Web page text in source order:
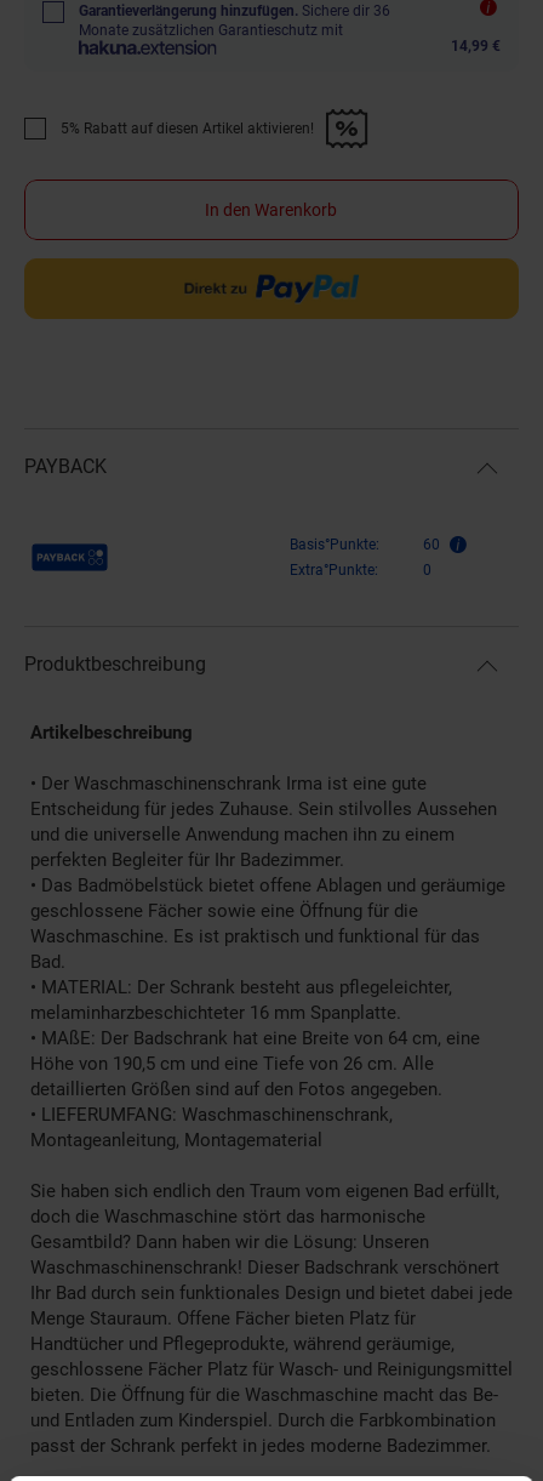
Garantieverlängerung hinzufügen. Sichere dir 36
Monate zusätzlichen Garantieschutz mit
14,99 €
Promotion "5% Rabatt auf diesen Artikel aktivieren!" anwenden
5% Rabatt auf diesen Artikel aktivieren!
In den Warenkorb
PAYBACK
Payback Punkte Basis°Punkte:
60
Extra°Punkte:
0
Produktbeschreibung
Artikelbeschreibung
• Der Waschmaschinenschrank Irma ist eine gute
Entscheidung für jedes Zuhause. Sein stilvolles Aussehen
und die universelle Anwendung machen ihn zu einem
perfekten Begleiter für Ihr Badezimmer.
• Das Badmöbelstück bietet offene Ablagen und geräumige
geschlossene Fächer sowie eine Öffnung für die
Waschmaschine. Es ist praktisch und funktional für das
Bad.
• MATERIAL: Der Schrank besteht aus pflegeleichter,
melaminharzbeschichteter 16 mm Spanplatte.
• MAßE: Der Badschrank hat eine Breite von 64 cm, eine
Höhe von 190,5 cm und eine Tiefe von 26 cm. Alle
detaillierten Größen sind auf den Fotos angegeben.
• LIEFERUMFANG: Waschmaschinenschrank,
Montageanleitung, Montagematerial
Sie haben sich endlich den Traum vom eigenen Bad erfüllt,
doch die Waschmaschine stört das harmonische
Gesamtbild? Dann haben wir die Lösung: Unseren
Waschmaschinenschrank! Dieser Badschrank verschönert
Ihr Bad durch sein funktionales Design und bietet dabei jede
Menge Stauraum. Offene Fächer bieten Platz für
Handtücher und Pflegeprodukte, während geräumige,
geschlossene Fächer Platz für Wasch- und Reinigungsmittel
bieten. Die Öffnung für die Waschmaschine macht das Be-
und Entladen zum Kinderspiel. Durch die Farbkombination
passt der Schrank perfekt in jedes moderne Badezimmer.